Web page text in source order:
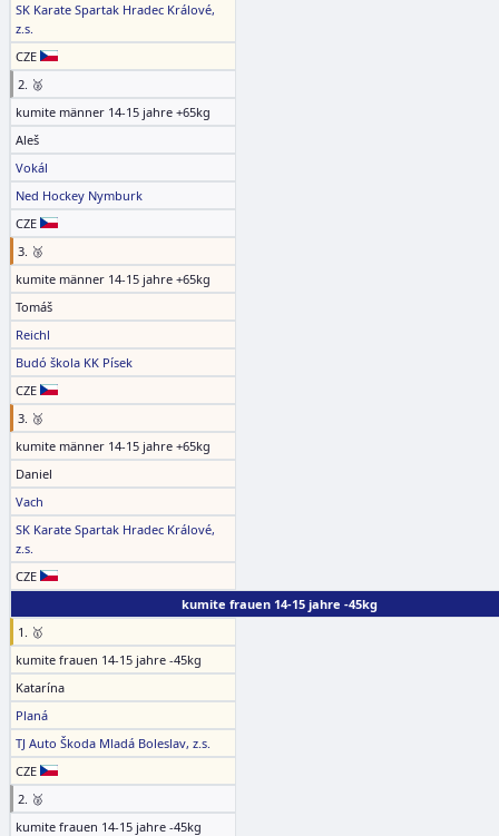
SK Karate Spartak Hradec Králové,
z.s.
CZE
2. 🥈
kumite männer 14-15 jahre +65kg
Aleš
Vokál
Ned Hockey Nymburk
CZE
3. 🥉
kumite männer 14-15 jahre +65kg
Tomáš
Reichl
Budó škola KK Písek
CZE
3. 🥉
kumite männer 14-15 jahre +65kg
Daniel
Vach
SK Karate Spartak Hradec Králové,
z.s.
CZE
kumite frauen 14-15 jahre -45kg
1. 🥇
kumite frauen 14-15 jahre -45kg
Katarína
Planá
TJ Auto Škoda Mladá Boleslav, z.s.
CZE
2. 🥈
kumite frauen 14-15 jahre -45kg